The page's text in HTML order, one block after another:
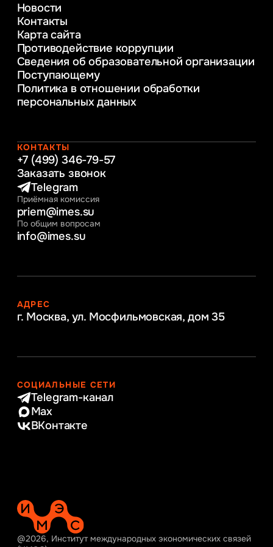
Веб-дизайн
Управление инновационным развитием
предприятия
Уголовное право
Информационные технологии в бизнесе
Информационное и программное
обеспечение бизнес процессов
Управление человеческими ресурсами
Интернет-маркетинг
Новости
Контакты
Карта сайта
Противодействие коррупции
Сведения об образовательной организации
Поступающему
Политика в отношении обработки
персональных данных
КОНТАКТЫ
+7 (499) 346-79-57
Заказать звонок
Telegram
Приёмная комиссия
priem@imes.su
По общим вопросам
info@imes.su
АДРЕС
г. Москва, ул. Мосфильмовская, дом 35
СОЦИАЛЬНЫЕ СЕТИ
Telegram-канал
Max
ВКонтакте
@2026, Институт международных экономических связей